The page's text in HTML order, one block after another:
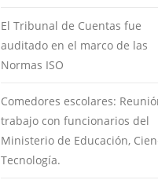
El Tribunal de Cuentas fue
auditado en el marco de las
Normas ISO
Comedores escolares:
trabajo con funcionarios del
Ministerio de Educación,
Tecnología.